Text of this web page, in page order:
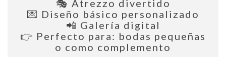
🎭 Atrezzo divertido
💌 Diseño básico personalizado
📲 Galería digital
👉 Perfecto para: bodas pequeñas
o como complemento